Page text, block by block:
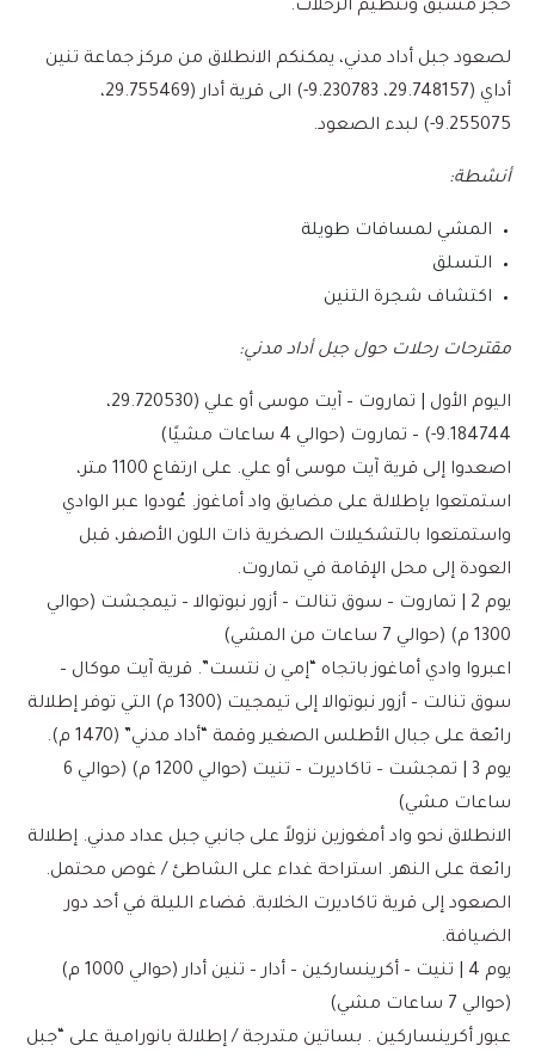
حجز مسبق وتنظيم الرحلات.
لصعود جبل أداد مدني، يمكنكم الانطلاق من مركز جماعة تنين
أداي (29.748157، 9.230783-) الى قرية أدار (29.755469،
9.255075-) لبدء الصعود.
أنشطة:
المشي لمسافات طويلة
التسلق
اكتشاف شجرة التنين
مقترحات رحلات حول جبل أداد مدني:
اليوم الأول | تماروت – آيت موسى أو علي (29.720530،
9.184744-) – تماروت (حوالي 4 ساعات مشيًا)
اصعدوا إلى قرية آيت موسى أو علي. على ارتفاع 1100 متر،
استمتعوا بإطلالة على مضايق واد أماغوز. عُودوا عبر الوادي
واستمتعوا بالتشكيلات الصخرية ذات اللون الأصفر، قبل
العودة إلى محل الإقامة في تماروت.
يوم 2 | تماروت – سوق تنالت – أزور نبوتوالا – تيمجشت (حوالي
1300 م) (حوالي 7 ساعات من المشي)
اعبروا وادي أماغوز باتجاه “إمي ن نتست”. قرية آيت موكال –
سوق تنالت – أزور نبوتوالا إلى تيمجيت (1300 م) التي توفر إطلالة
رائعة على جبال الأطلس الصغير وقمة “أداد مدني” (1470 م).
يوم 3 | تمجشت – تاكاديرت – تنيت (حوالي 1200 م) (حوالي 6
ساعات مشي)
الانطلاق نحو واد أمغوزين نزولاً على جانبي جبل عداد مدني. إطلالة
رائعة على النهر. استراحة غداء على الشاطئ / غوص محتمل.
الصعود إلى قرية تاكاديرت الخلابة. قضاء الليلة في أحد دور
الضيافة.
يوم 4 | تنيت – أكرينساركين – أدار – تنين أدار (حوالي 1000 م)
(حوالي 7 ساعات مشي)
عبور أكرينساركين . بساتين متدرجة / إطلالة بانورامية على “جبل